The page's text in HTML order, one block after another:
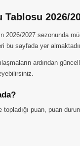
2026/
2026/2027 sezonunda
bu sayfada yer
ardından
topladığı puan, puan